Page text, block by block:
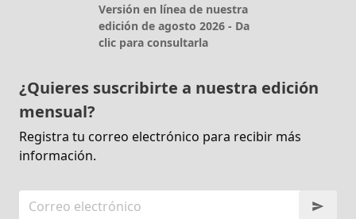
Versión en línea de nuestra
edición de agosto 2026 - Da
clic para consultarla
¿Quieres suscribirte a nuestra edición
mensual?
Registra tu correo electrónico para recibir más
información.